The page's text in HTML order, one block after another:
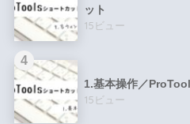
ット
15ビュー
1.基本操作／
15ビュー